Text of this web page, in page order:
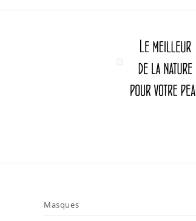
Masques